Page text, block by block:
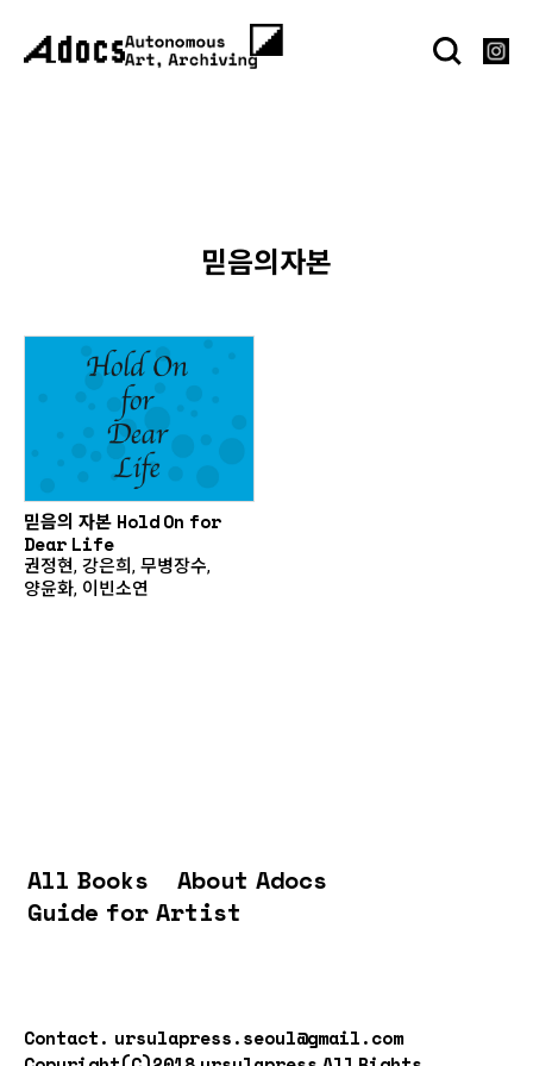
믿음의자본
믿음의 자본 Hold On for
Dear Life
권정현, 강은희, 무병장수,
양윤화, 이빈소연
All Books
About Adocs
Guide for Artist
Contact. ursulapress.seoul@gmail.com